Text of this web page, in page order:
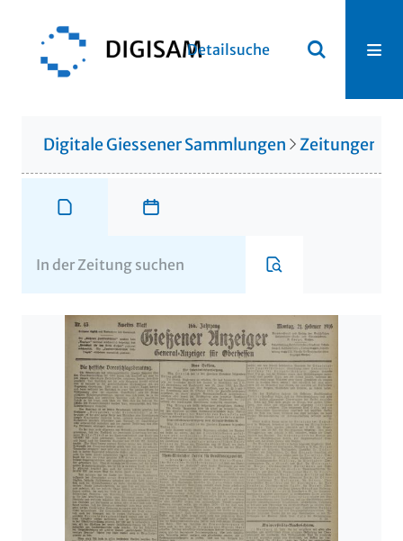
Detailsuche
Digitale Giessener Sammlungen Zeitungen